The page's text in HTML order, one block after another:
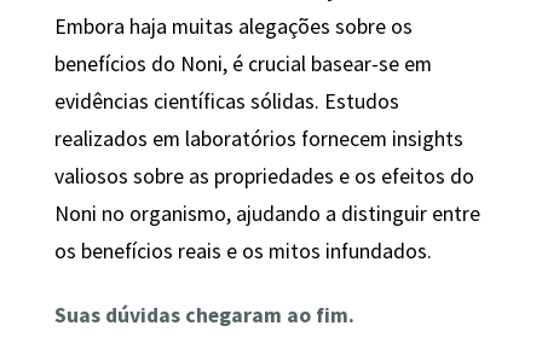
Embora haja muitas alegações sobre os
benefícios do Noni, é crucial basear-se em
evidências científicas sólidas. Estudos
realizados em laboratórios fornecem insights
valiosos sobre as propriedades e os efeitos do
Noni no organismo, ajudando a distinguir entre
os benefícios reais e os mitos infundados.
Suas dúvidas chegaram ao fim.